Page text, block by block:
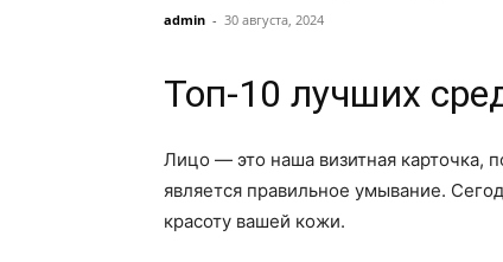
admin - 30 августа, 2024
Топ-10 лучших
Лицо — это наша визитная карточка,
является правильное умывание.
красоту вашей кожи.